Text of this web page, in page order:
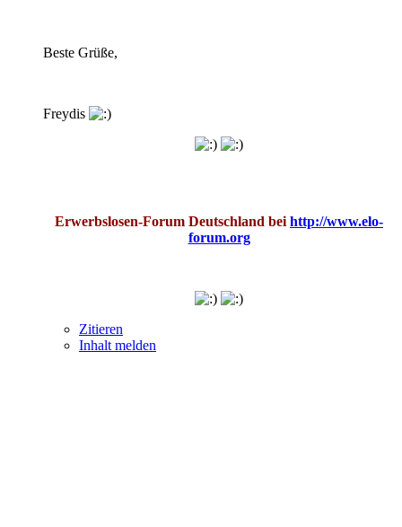
Beste Grüße,
Freydis
Erwerbslosen-Forum Deutschland bei http://www.elo-
forum.org
Zitieren
Inhalt melden